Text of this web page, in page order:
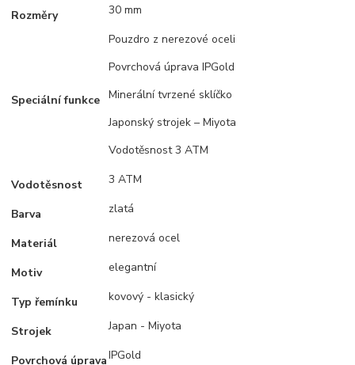
Rozměry 30 mm
Speciální funkce
Pouzdro z nerezové oceli
Povrchová úprava IPGold
Minerální tvrzené sklíčko
Japonský strojek – Miyota
Vodotěsnost 3 ATM
Vodotěsnost 3 ATM
Barva zlatá
Materiál nerezová ocel
Motiv elegantní
Typ řemínku kovový - klasický
Strojek Japan - Miyota
Povrchová úpravaIPGold